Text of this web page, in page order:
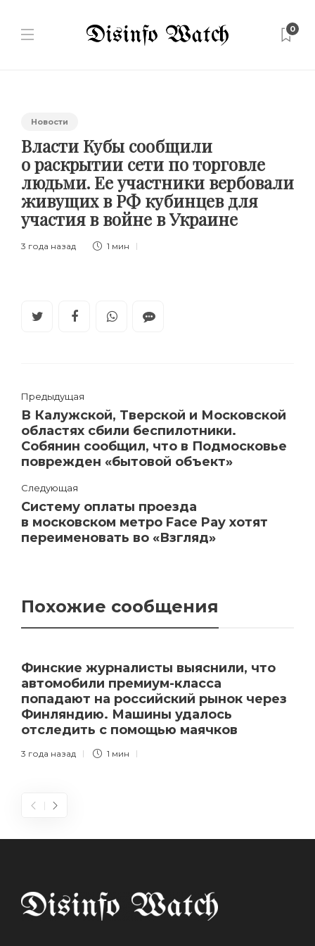
0
Новости
Власти Кубы сообщили
о раскрытии сети по торговле
людьми. Ее участники вербовали
живущих в РФ кубинцев для
участия в войне в Украине
3 года назад 1 мин
Предыдущая
В Калужской, Тверской и Московской
областях сбили беспилотники.
Собянин сообщил, что в Подмосковье
поврежден «бытовой объект»
Следующая
Систему оплаты проезда
в московском метро Face Pay хотят
переименовать во «Взгляд»
Похожие сообщения
Финские журналисты выяснили, что
автомобили премиум-класса
попадают на российский рынок через
Финляндию. Машины удалось
отследить с помощью маячков
3 года назад 1 мин